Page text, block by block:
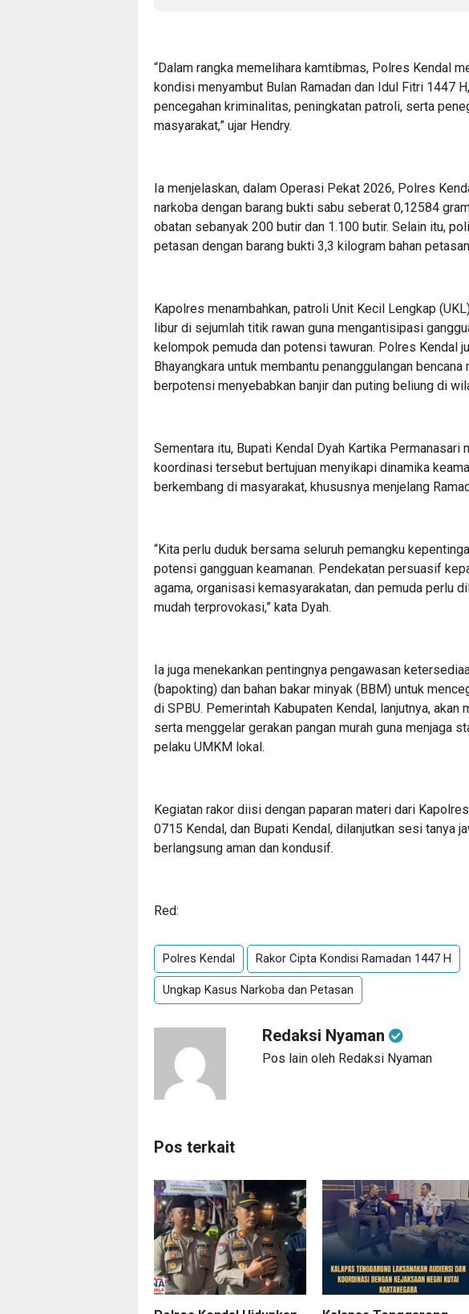
“Dalam rangka memelihara kamtibmas, Polres Kendal
kondisi menyambut Bulan Ramadan dan Idul Fitri 1447
pencegahan kriminalitas, peningkatan patroli, serta
masyarakat,” ujar Hendry.
Ia menjelaskan, dalam Operasi Pekat 2026, Polres
narkoba dengan barang bukti sabu seberat 0,12584
obatan sebanyak 200 butir dan 1.100 butir. Selain itu,
petasan dengan barang bukti 3,3 kilogram bahan
Kapolres menambahkan, patroli Unit Kecil Lengkap
libur di sejumlah titik rawan guna mengantisipasi
kelompok pemuda dan potensi tawuran. Polres Kendal
Bhayangkara untuk membantu penanggulangan
berpotensi menyebabkan banjir dan puting beliung di
Sementara itu, Bupati Kendal Dyah Kartika Permanasari
koordinasi tersebut bertujuan menyikapi dinamika
berkembang di masyarakat, khususnya menjelang
“Kita perlu duduk bersama seluruh pemangku
potensi gangguan keamanan. Pendekatan persuasif
agama, organisasi kemasyarakatan, dan pemuda perlu
mudah terprovokasi,” kata Dyah.
Ia juga menekankan pentingnya pengawasan
(bapokting) dan bahan bakar minyak (BBM) untuk
di SPBU. Pemerintah Kabupaten Kendal, lanjutnya, akan
serta menggelar gerakan pangan murah guna menjaga
pelaku UMKM lokal.
Kegiatan rakor diisi dengan paparan materi dari
0715 Kendal, dan Bupati Kendal, dilanjutkan sesi tanya
berlangsung aman dan kondusif.
Red:
Polres Kendal Rakor Cipta Kondisi Ramadan 1447 H
Ungkap Kasus Narkoba dan Petasan
Redaksi Nyaman
Pos lain oleh Redaksi Nyaman
Pos terkait